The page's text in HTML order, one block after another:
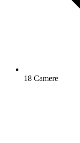
18 Camere